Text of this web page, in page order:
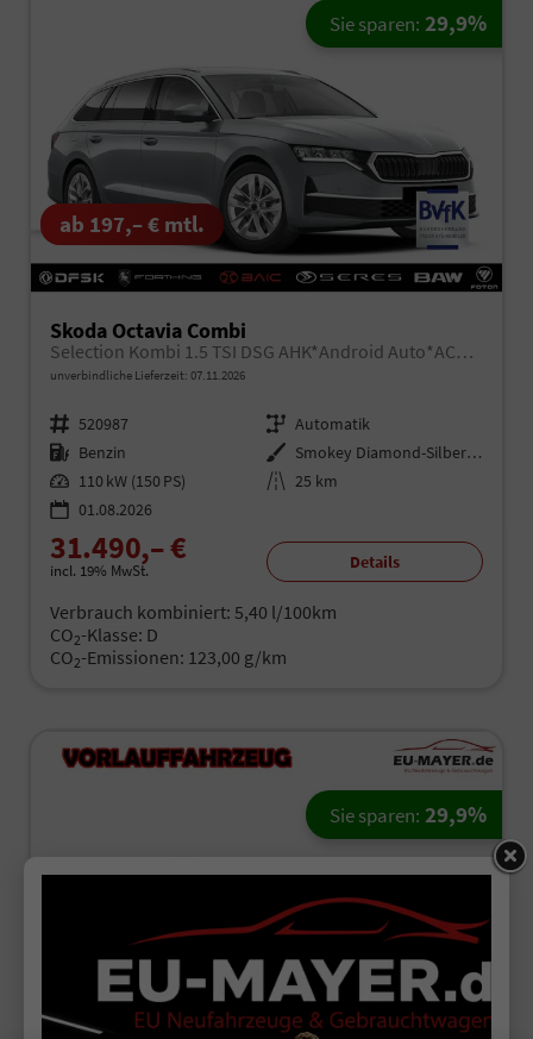
ab 197,– € mtl.
Skoda Octavia Combi
Selection Kombi 1.5 TSI DSG AHK*Android Auto*ACC*SHZ*E-Heck*Keyless*Kamera*2Z Klimaauto
unverbindliche Lieferzeit: 07.11.2026
Fahrzeugnr. 520987 Getriebe Automatik
Kraftstoff Benzin Außenfarbe
Smokey Diamond-Silber Metallic
Leistung 110 kW (150 PS) Kilometerstand 25 km
01.08.2026
31.490,– €
incl. 19% MwSt.
Sie sparen: 29,9%
Details
Verbrauch kombiniert: 5,40 l/100km
CO2-Klasse: D
CO2-Emissionen: 123,00 g/km
ab 197,– € mtl.
Sie sparen: 29,9%